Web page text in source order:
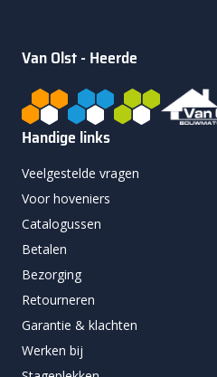
Van Olst - Heerde
Handige links
Veelgestelde vragen
Voor hoveniers
Catalogussen
Betalen
Bezorging
Retourneren
Garantie & klachten
Werken bij